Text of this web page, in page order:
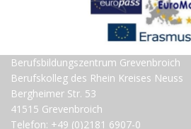
Berufsbildungszentrum Grevenbroich
Berufskolleg des Rhein Kreises Neuss
Bergheimer Str. 53
41515 Grevenbroich
Telefon: +49 (0)2181 6907-0